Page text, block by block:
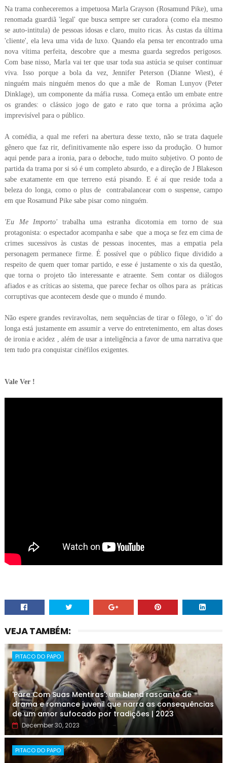
Na trama conheceremos a impetuosa Marla Grayson (Rosamund Pike), uma
renomada guardiã 'legal' que busca sempre ser curadora (como ela mesmo
se auto-intitula) de pessoas idosas e claro, muito ricas. Às custas da última
'cliente', ela leva uma vida de luxo. Quando ela pensa ter encontrado uma
nova vítima perfeita, descobre que a mesma guarda segredos perigosos.
Com base nisso, Marla vai ter que usar toda sua astúcia se quiser continuar
viva.Isso porque a bola da vez, Jennifer Peterson (Dianne Wiest), é
ninguém mais ninguém menos do que a mãe de Roman Lunyov (Peter
Dinklage), um componente da máfia russa. Começa então um embate entre
os grandes: o clássico jogo de gato e rato que torna a próxima ação
imprevisível para o público.
A comédia, a qual me referi na abertura desse texto, não se trata daquele
gênero que faz rir, definitivamente não espere isso da produção. O humor
aqui pende para a ironia, para o deboche, tudo muito subjetivo. O ponto de
partida da trama por si só é um completo absurdo, e a direção de J Blakeson
sabe exatamente em que terreno está pisando. E é aí que reside toda a
beleza do longa, como o plus de contrabalancear com o suspense, campo
em que Rosamund Pike sabe pisar como ninguém.
'Eu Me Importo' trabalha uma estranha dicotomia em torno de sua
protagonista: o espectador acompanha e sabe que a moça se fez em cima de
crimes sucessivos às custas de pessoas inocentes, mas a empatia pela
personagem permanece firme. É possível que o público fique dividido a
respeito de quem quer tomar partido, e esse é justamente o xis da questão,
que torna o projeto tão interessante e atraente. Sem contar os diálogos
afiados e as críticas ao sistema, que parece fechar os olhos para as práticas
corruptivas que acontecem desde que o mundo é mundo.
Não espere grandes reviravoltas, nem sequências de tirar o fôlego, o 'it' do
longa está justamente em assumir a verve do entretenimento, em altas doses
de ironia e acidez , além de usar a inteligência a favor de uma narrativa que
tem tudo pra conquistar cinéfilos exigentes.
Vale Ver !
VEJA TAMBÉM:
PITACO DO PAPO
'Pare Com Suas Mentiras': um blend rascante de
drama e romance juvenil que narra as consequências
de um amor sufocado por tradições | 2023
December 30, 2023
PITACO DO PAPO